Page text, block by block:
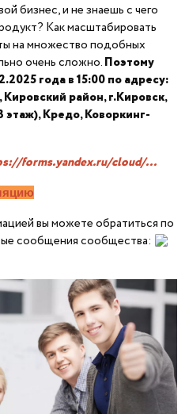
бизнес, и не знаешь с чего
Как масштабировать
на множество подобных
очень сложно.Поэтому
года в 15:00 по адресу:
район, г.Кировск,
этаж), Кредо, Коворкинг-
forms.yandex.ru/cloud/...
вы можете обратиться по
сообщения сообщества: